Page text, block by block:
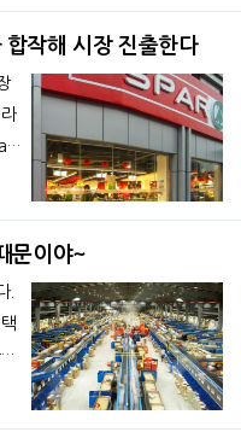
이
합작해 시장 진출한다
예
문이야~
.